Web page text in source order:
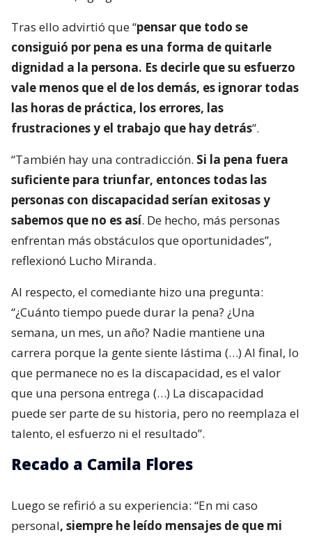
Tras ello advirtió que “pensar que todo se
consiguió por pena es una forma de quitarle
dignidad a la persona. Es decirle que su esfuerzo
vale menos que el de los demás, es ignorar todas
las horas de práctica, los errores, las
frustraciones y el trabajo que hay detrás”.
“También hay una contradicción. Si la pena fuera
suficiente para triunfar, entonces todas las
personas con discapacidad serían exitosas y
sabemos que no es así. De hecho, más personas
enfrentan más obstáculos que oportunidades”,
reflexionó Lucho Miranda.
Al respecto, el comediante hizo una pregunta:
“¿Cuánto tiempo puede durar la pena? ¿Una
semana, un mes, un año? Nadie mantiene una
carrera porque la gente siente lástima (…) Al final, lo
que permanece no es la discapacidad, es el valor
que una persona entrega (…) La discapacidad
puede ser parte de su historia, pero no reemplaza el
talento, el esfuerzo ni el resultado”.
Recado a Camila Flores
Luego se refirió a su experiencia: “En mi caso
personal, siempre he leído mensajes de que mi